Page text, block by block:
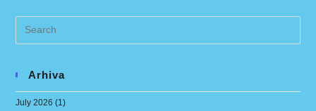
KUPU
Arhiva
July 2026 (1)